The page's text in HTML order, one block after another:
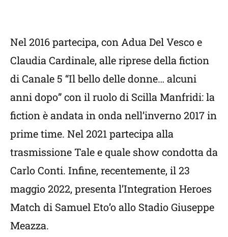
Nel 2016 partecipa, con Adua Del Vesco e
Claudia Cardinale, alle riprese della fiction
di Canale 5 “Il bello delle donne… alcuni
anni dopo” con il ruolo di Scilla Manfridi: la
fiction è andata in onda nell’inverno 2017 in
prime time. Nel 2021 partecipa alla
trasmissione Tale e quale show condotta da
Carlo Conti. Infine, recentemente, il 23
maggio 2022, presenta l’Integration Heroes
Match di Samuel Eto’o allo Stadio Giuseppe
Meazza.